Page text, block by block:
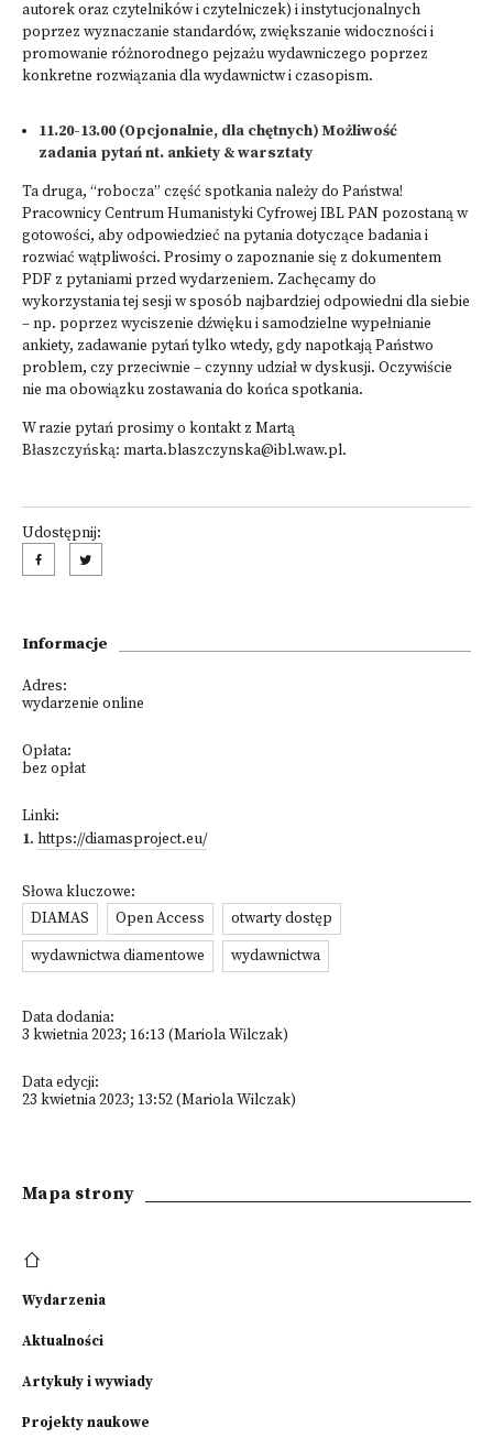
autorek oraz czytelników i czytelniczek) i instytucjonalnych
poprzez wyznaczanie standardów, zwiększanie widoczności i
promowanie różnorodnego pejzażu wydawniczego poprzez
konkretne rozwiązania dla wydawnictw i czasopism.
11.20-13.00 (Opcjonalnie, dla chętnych) Możliwość
zadania pytań nt. ankiety & warsztaty
Ta druga, “robocza” część spotkania należy do Państwa!
Pracownicy Centrum Humanistyki Cyfrowej IBL PAN pozostaną w
gotowości, aby odpowiedzieć na pytania dotyczące badania i
rozwiać wątpliwości. Prosimy o zapoznanie się z dokumentem
PDF z pytaniamiprzed wydarzeniem. Zachęcamy do
wykorzystania tej sesji w sposób najbardziej odpowiedni dla siebie
– np. poprzez wyciszenie dźwięku i samodzielne wypełnianie
ankiety, zadawanie pytań tylko wtedy, gdy napotkają Państwo
problem, czy przeciwnie – czynny udział w dyskusji. Oczywiście
nie ma obowiązku zostawania do końca spotkania.
W razie pytań prosimy o kontakt z Martą
Błaszczyńską: marta.blaszczynska@ibl.waw.pl.
Udostępnij:
Informacje
Adres:
wydarzenie online
Opłata:
bez opłat
Linki:
1. https://diamasproject.eu/
Słowa kluczowe:
DIAMAS
Open Access
otwarty dostęp
wydawnictwa diamentowe
wydawnictwa
Data dodania:
3 kwietnia 2023; 16:13 (Mariola Wilczak)
Data edycji:
23 kwietnia 2023; 13:52 (Mariola Wilczak)
Mapa strony
Wydarzenia
Aktualności
Artykuły i wywiady
Projekty naukowe